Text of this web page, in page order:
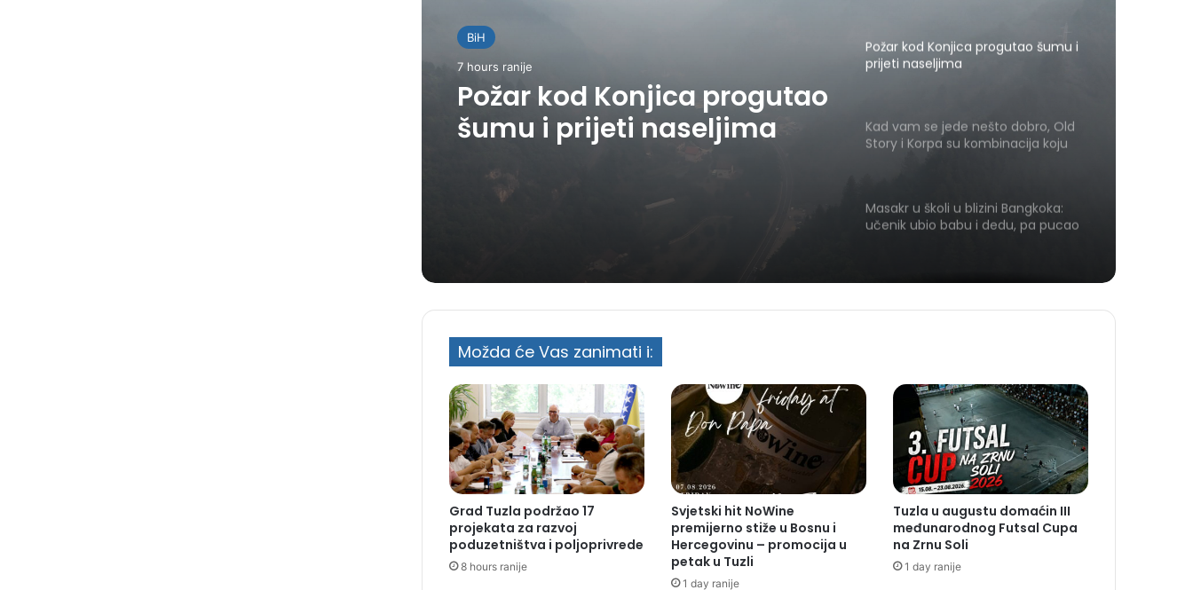
BiH
7 hours ranije
Požar kod Konjica progutao
šumu i prijeti naseljima
Izdvojeni članak
7 hours ranije
Kad vam se jede nešto
dobro, Old Story i Korpa su
kombinacija koju vrijedi
zapamtiti
Požar kod Konjica progutao šumu i
prijeti naseljima
Kad vam se jede nešto dobro, Old
Story i Korpa su kombinacija koju
Masakr u školi u blizini Bangkoka:
učenik ubio babu i dedu, pa pucao
Možda će Vas zanimati i:
Grad Tuzla podržao 17
projekata za razvoj
poduzetništva i poljoprivrede
8 hours ranije
Svjetski hit NoWine
premijerno stiže u Bosnu i
Hercegovinu – promocija u
petak u Tuzli
1 day ranije
Tuzla u augustu domaćin III
međunarodnog Futsal Cupa
na Zrnu Soli
1 day ranije